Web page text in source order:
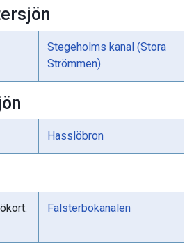
Stegeholms kanal (Stora
Strömmen)
Hasslöbron
Falsterbokanalen